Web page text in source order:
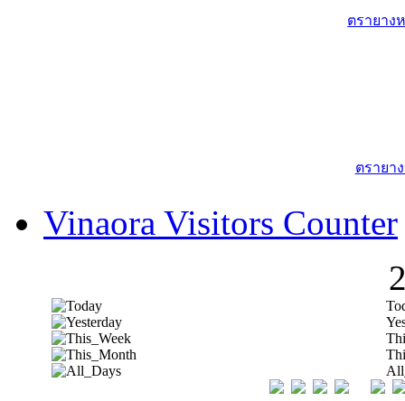
ตรายาง
ตรายา
Vinaora Visitors Counter